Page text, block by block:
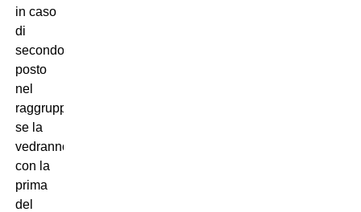
in caso
di
secondo
posto
nel
raggruppamento,
se la
vedranno
con la
prima
del